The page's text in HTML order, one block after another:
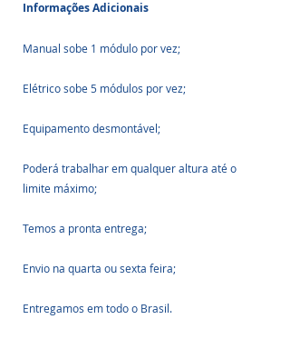
Informações Adicionais
Manual sobe 1 módulo por vez;
Elétrico sobe 5 módulos por vez;
Equipamento desmontável;
Poderá trabalhar em qualquer altura até o
limite máximo;
Temos a pronta entrega;
Envio na quarta ou sexta feira;
Entregamos em todo o Brasil.